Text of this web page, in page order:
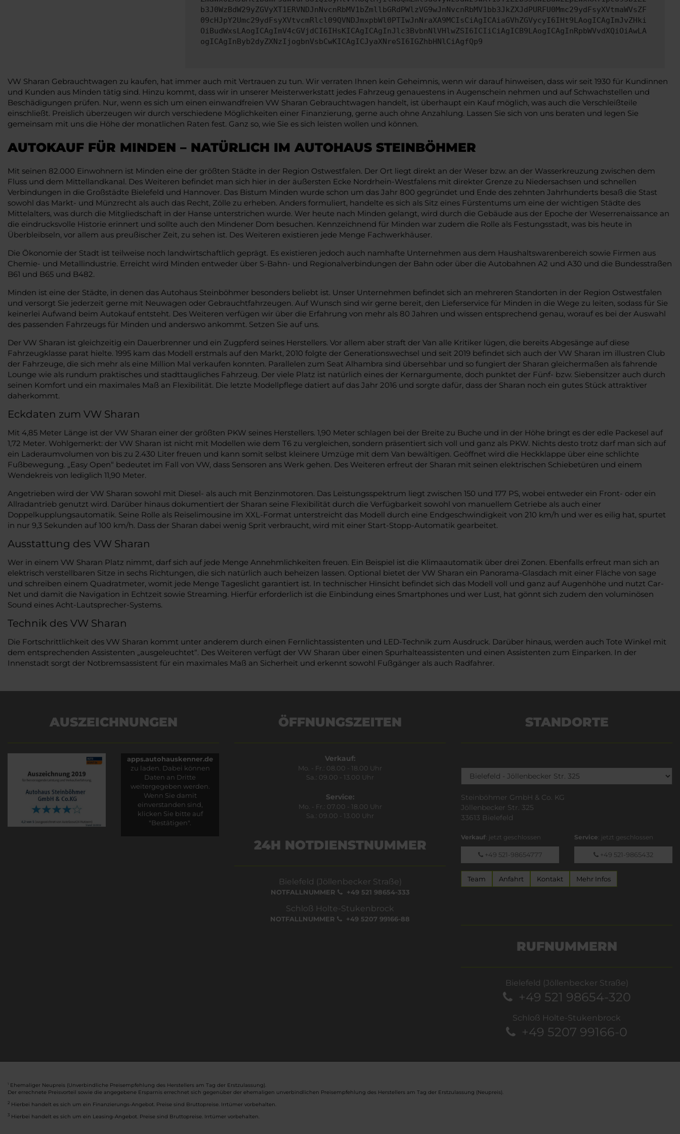
b3J0WzBdW29yZGVyXT1ERVNDJnNvcnRbMV1bZmllbGRdPWlzVG9wJnNvcnRbMV1bb3JkZXJdPURFU0Mmc29ydFsyXVtmaWVsZF
09cHJpY2Umc29ydFsyXVtvcmRlcl09QVNDJmxpbWl0PTIwJnNraXA9MCIsCiAgICAiaGVhZGVycyI6IHt9LAogICAgImJvZHki
OiBudWxsLAogICAgImV4cGVjdCI6IHsKICAgICAgInJlc3BvbnNlVHlwZSI6ICIiCiAgICB9LAogICAgInRpbWVvdXQiOiAwLA
ogICAgInByb2dyZXNzIjogbnVsbCwKICAgICJyaXNreSI6IGZhbHNlCiAgfQp9
VW Sharan Gebrauchtwagen zu kaufen, hat immer auch mit Vertrauen zu tun. Wir verraten Ihnen kein Geheimnis, wenn wir darauf hinweisen, dass wir seit 1930 für Kundinnen
und Kunden aus Minden tätig sind. Hinzu kommt, dass wir in unserer Meisterwerkstatt jedes Fahrzeug genauestens in Augenschein nehmen und auf Schwachstellen und
Beschädigungen prüfen. Nur, wenn es sich um einen einwandfreien VW Sharan Gebrauchtwagen handelt, ist überhaupt ein Kauf möglich, was auch die Verschleißteile
einschließt. Preislich überzeugen wir durch verschiedene Möglichkeiten einer Finanzierung, gerne auch ohne Anzahlung. Lassen Sie sich von uns beraten und legen Sie
gemeinsam mit uns die Höhe der monatlichen Raten fest. Ganz so, wie Sie es sich leisten wollen und können.
AUTOKAUF FÜR MINDEN – NATÜRLICH IM AUTOHAUS STEINBÖHMER
Mit seinen 82.000 Einwohnern ist Minden eine der größten Städte in der Region Ostwestfalen. Der Ort liegt direkt an der Weser bzw. an der Wasserkreuzung zwischen dem
Fluss und dem Mittellandkanal. Des Weiteren befindet man sich hier in der äußersten Ecke Nordrhein-Westfalens mit direkter Grenze zu Niedersachsen und schnellen
Verbindungen in die Großstädte Bielefeld und Hannover. Das Bistum Minden wurde schon um das Jahr 800 gegründet und Ende des zehnten Jahrhunderts besaß die Stast
sowohl das Markt- und Münzrecht als auch das Recht, Zölle zu erheben. Anders formuliert, handelte es sich als Sitz eines Fürstentums um eine der wichtigen Städte des
Mittelalters, was durch die Mitgliedschaft in der Hanse unterstrichen wurde. Wer heute nach Minden gelangt, wird durch die Gebäude aus der Epoche der Weserrenaissance an
die eindrucksvolle Historie erinnert und sollte auch den Mindener Dom besuchen. Kennzeichnend für Minden war zudem die Rolle als Festungsstadt, was bis heute in
Überbleibseln, vor allem aus preußischer Zeit, zu sehen ist. Des Weiteren existieren jede Menge Fachwerkhäuser.
Die Ökonomie der Stadt ist teilweise noch landwirtschaftlich geprägt. Es existieren jedoch auch namhafte Unternehmen aus dem Haushaltswarenbereich sowie Firmen aus
Chemie- und Metallindustrie. Erreicht wird Minden entweder über S-Bahn- und Regionalverbindungen der Bahn oder über die Autobahnen A2 und A30 und die Bundesstraßen
B61 und B65 und B482.
Minden ist eine der Städte, in denen das Autohaus Steinböhmer besonders beliebt ist. Unser Unternehmen befindet sich an mehreren Standorten in der Region Ostwestfalen
und versorgt Sie jederzeit gerne mit Neuwagen oder Gebrauchtfahrzeugen. Auf Wunsch sind wir gerne bereit, den Lieferservice für Minden in die Wege zu leiten, sodass für Sie
keinerlei Aufwand beim Autokauf entsteht. Des Weiteren verfügen wir über die Erfahrung von mehr als 80 Jahren und wissen entsprechend genau, worauf es bei der Auswahl
des passenden Fahrzeugs für Minden und anderswo ankommt. Setzen Sie auf uns.
Der VW Sharan ist gleichzeitig ein Dauerbrenner und ein Zugpferd seines Herstellers. Vor allem aber straft der Van alle Kritiker lügen, die bereits Abgesänge auf diese
Fahrzeugklasse parat hielte. 1995 kam das Modell erstmals auf den Markt, 2010 folgte der Generationswechsel und seit 2019 befindet sich auch der VW Sharan im illustren Club
der Fahrzeuge, die sich mehr als eine Million Mal verkaufen konnten. Parallelen zum Seat Alhambra sind übersehbar und so fungiert der Sharan gleichermaßen als fahrende
Lounge wie als rundum praktisches und stadttaugliches Fahrzeug. Der viele Platz ist natürlich eines der Kernargumente, doch punktet der Fünf- bzw. Siebensitzer auch durch
seinen Komfort und ein maximales Maß an Flexibilität. Die letzte Modellpflege datiert auf das Jahr 2016 und sorgte dafür, dass der Sharan noch ein gutes Stück attraktiver
daherkommt.
Eckdaten zum VW Sharan
Mit 4,85 Meter Länge ist der VW Sharan einer der größten PKW seines Herstellers. 1,90 Meter schlagen bei der Breite zu Buche und in der Höhe bringt es der edle Packesel auf
1,72 Meter. Wohlgemerkt: der VW Sharan ist nicht mit Modellen wie dem T6 zu vergleichen, sondern präsentiert sich voll und ganz als PKW. Nichts desto trotz darf man sich auf
ein Laderaumvolumen von bis zu 2.430 Liter freuen und kann somit selbst kleinere Umzüge mit dem Van bewältigen. Geöffnet wird die Heckklappe über eine schlichte
Fußbewegung. „Easy Open“ bedeutet im Fall von VW, dass Sensoren ans Werk gehen. Des Weiteren erfreut der Sharan mit seinen elektrischen Schiebetüren und einem
Wendekreis von lediglich 11,90 Meter.
Angetrieben wird der VW Sharan sowohl mit Diesel- als auch mit Benzinmotoren. Das Leistungsspektrum liegt zwischen 150 und 177 PS, wobei entweder ein Front- oder ein
Allradantrieb genutzt wird. Darüber hinaus dokumentiert der Sharan seine Flexibilität durch die Verfügbarkeit sowohl von manuellem Getriebe als auch einer
Doppelkupplungsautomatik. Seine Rolle als Reiselimousine im XXL-Format unterstreicht das Modell durch eine Endgeschwindigkeit von 210 km/h und wer es eilig hat, spurtet
in nur 9,3 Sekunden auf 100 km/h. Dass der Sharan dabei wenig Sprit verbraucht, wird mit einer Start-Stopp-Automatik gearbeitet.
Ausstattung des VW Sharan
Wer in einem VW Sharan Platz nimmt, darf sich auf jede Menge Annehmlichkeiten freuen. Ein Beispiel ist die Klimaautomatik über drei Zonen. Ebenfalls erfreut man sich an
elektrisch verstellbaren Sitze in sechs Richtungen, die sich natürlich auch beheizen lassen. Optional bietet der VW Sharan ein Panorama-Glasdach mit einer Fläche von sage
und schreiben einem Quadratmeter, womit jede Menge Tageslicht garantiert ist. In technischer Hinsicht befindet sich das Modell voll und ganz auf Augenhöhe und nutzt Car-
Net und damit die Navigation in Echtzeit sowie Streaming. Hierfür erforderlich ist die Einbindung eines Smartphones und wer Lust, hat gönnt sich zudem den voluminösen
Sound eines Acht-Lautsprecher-Systems.
Technik des VW Sharan
Die Fortschrittlichkeit des VW Sharan kommt unter anderem durch einen Fernlichtassistenten und LED-Technik zum Ausdruck. Darüber hinaus, werden auch Tote Winkel mit
dem entsprechenden Assistenten „ausgeleuchtet“. Des Weiteren verfügt der VW Sharan über einen Spurhalteassistenten und einen Assistenten zum Einparken. In der
Innenstadt sorgt der Notbremsassistent für ein maximales Maß an Sicherheit und erkennt sowohl Fußgänger als auch Radfahrer.
AUSZEICHNUNGEN
apps.autohauskenner.de
zu laden. Dabei können
Daten an Dritte
weitergegeben werden.
Wenn Sie damit
einverstanden sind,
klicken Sie bitte auf
"Bestätigen".
ÖFFNUNGSZEITEN
Verkauf:
Mo. - Fr.: 08.00 - 18.00 Uhr
Sa.: 09.00 - 13.00 Uhr
Service:
Mo. - Fr.: 07.00 - 18.00 Uhr
Sa.: 09.00 - 13.00 Uhr
24H NOTDIENSTNUMMER
Bielefeld (Jöllenbecker Straße)
NOTFALLNUMMER +49 521 98654-333
Schloß Holte-Stukenbrock
NOTFALLNUMMER +49 5207 99166-88
STANDORTE
Steinböhmer GmbH & Co. KG
Jöllenbecker Str. 325
33613 Bielefeld
Verkauf: jetzt geschlossen
+49 521-98654777
Service: jetzt geschlossen
+49 521-9865432
Team Anfahrt Kontakt Mehr Infos
RUFNUMMERN
Bielefeld (Jöllenbecker Straße)
+49 521 98654-320
Schloß Holte-Stukenbrock
+49 5207 99166-0
1 Ehemaliger Neupreis (Unverbindliche Preisempfehlung des Herstellers am Tag der Erstzulassung).
Der errechnete Preisvorteil sowie die angegebene Ersparnis errechnet sich gegenüber der ehemaligen unverbindlichen Preisempfehlung des Herstellers am Tag der Erstzulassung (Neupreis).
2 Hierbei handelt es sich um ein Finanzierungs-Angebot. Preise sind Bruttopreise. Irrtümer vorbehalten.
3 Hierbei handelt es sich um ein Leasing-Angebot. Preise sind Bruttopreise. Irrtümer vorbehalten.